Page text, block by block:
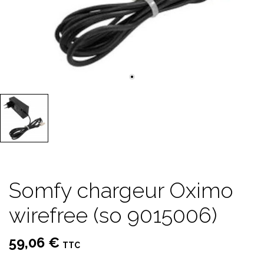
Somfy chargeur Oximo
wirefree (so 9015006)
59,06 € TTC